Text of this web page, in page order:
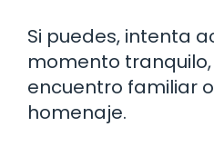
Si puedes, intenta
momento
encuentro familiar
homenaje.